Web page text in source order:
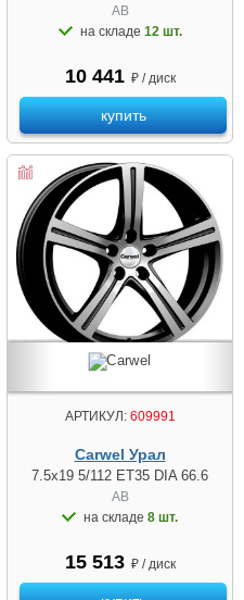
AB
на складе 12 шт.
10 441 ₽ / диск
купить
АРТИКУЛ:609991
Carwel Урал
7.5x19 5/112 ET35 DIA 66.6
AB
на складе 8 шт.
15 513 ₽ / диск